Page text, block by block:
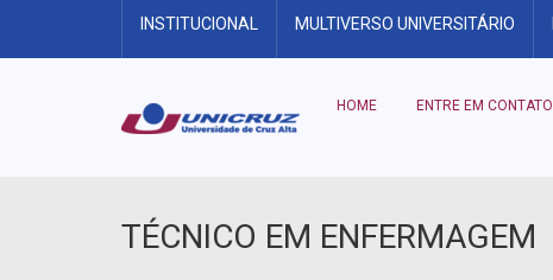
INSTITUCIONAL MULTIVERSO UNIVERSITÁRIO
HOME ENTRE EM CONTATO
TÉCNICO EM ENFERMAGEM